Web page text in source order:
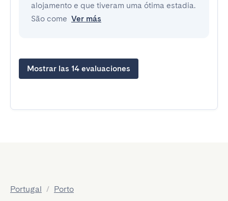
alojamento e que tiveram uma ótima estadia.
São come Ver más
Mostrar las 14 evaluaciones
Portugal / Porto